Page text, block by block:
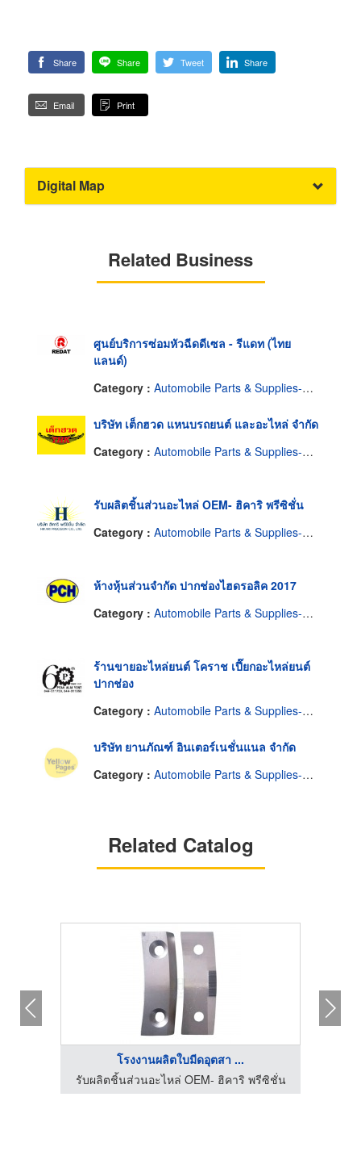
Share Share Tweet Share
Email Print
Digital Map
Related Business
ศูนย์บริการซ่อมหัวฉีดดีเซล - รีแดท (ไทย
แลนด์)
Category : Automobile Parts & Supplies-Wholesale & Manufacturers
บริษัท เต็กฮวด แหนบรถยนต์ และอะไหล่ จำกัด
Category : Automobile Parts & Supplies-Wholesale & Manufacturers
รับผลิตชิ้นส่วนอะไหล่ OEM- ฮิคาริ พรีซิชั่น
Category : Automobile Parts & Supplies-Wholesale & Manufacturers
ห้างหุ้นส่วนจำกัด ปากช่องไฮดรอลิค 2017
Category : Automobile Parts & Supplies-Wholesale & Manufacturers
ร้านขายอะไหล่ยนต์ โคราช เปี๊ยกอะไหล่ยนต์
ปากช่อง
Category : Automobile Parts & Supplies-Wholesale & Manufacturers
บริษัท ยานภัณฑ์ อินเตอร์เนชั่นแนล จำกัด
Category : Automobile Parts & Supplies-Wholesale & Manufacturers
Related Catalog
โรงงานผลิตใบมีดอุตสา ...
รับผลิตชิ้นส่วนอะไหล่ OEM- ฮิคาริ พรีซิชั่น